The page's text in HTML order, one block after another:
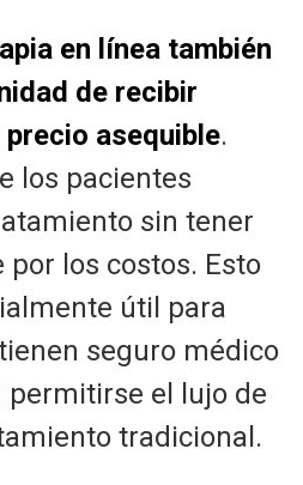
en línea también
de recibir
asequible.
los pacientes
sin tener
los costos. Esto
útil para
seguro médico
permitirse el lujo de
tradicional.